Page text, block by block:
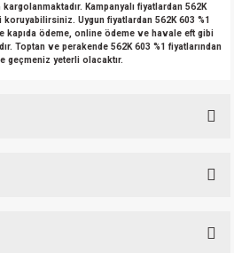
Kampanyalı fiyatlardan 562K
Uygun fiyatlardan 562K 603 %1
kapıda ödeme, online ödeme ve havale eft gibi
Toptan ve perakende 562K 603 %1 fiyatlarından
geçmeniz yeterli olacaktır.